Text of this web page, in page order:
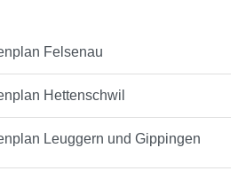
Felsenau
Hettenschwil
Leuggern und Gippingen